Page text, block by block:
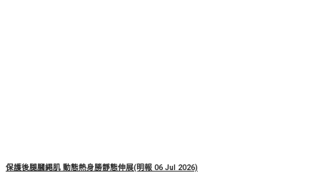
保護後腿膕繩肌 動態熱身勝靜態伸展(明報 06 Jul 2026)